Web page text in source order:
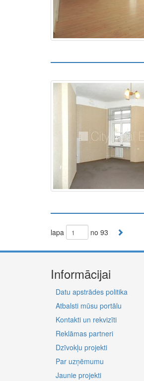
lapa no 93
Informācijai
Datu apstrādes politika
Atbalsti mūsu portālu
Kontakti un rekvizīti
Reklāmas partneri
Dzīvokļu projekti
Par uzņēmumu
Jaunie projekti